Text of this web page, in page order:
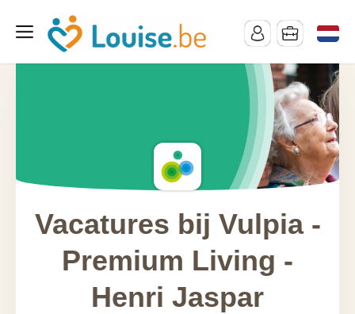
Vacatures bij Vulpia -
Premium Living -
Henri Jaspar